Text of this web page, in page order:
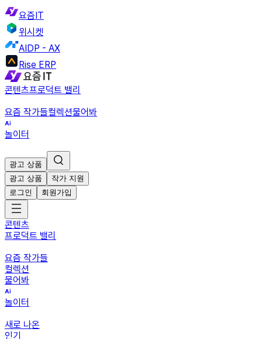
요즘IT
위시켓
AIDP - AX
Rise ERP
콘텐츠프로덕트 밸리
요즘 작가들컬렉션물어봐
놀이터
광고 상품
광고 상품
작가 지원
로그인
회원가입
콘텐츠
프로덕트 밸리
요즘 작가들
컬렉션
물어봐
놀이터
새로 나온
인기